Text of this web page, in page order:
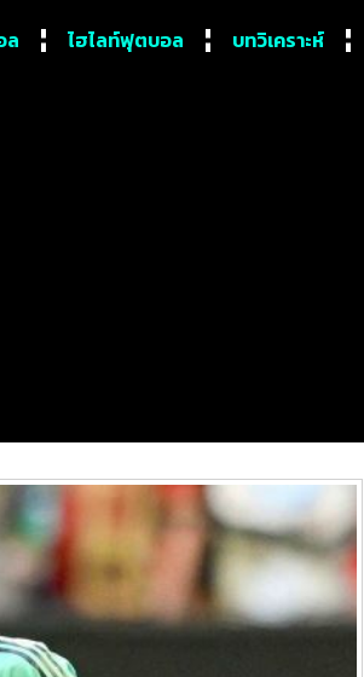
ล ไฮไลท์ฟุตบอล บทวิเคราะห์